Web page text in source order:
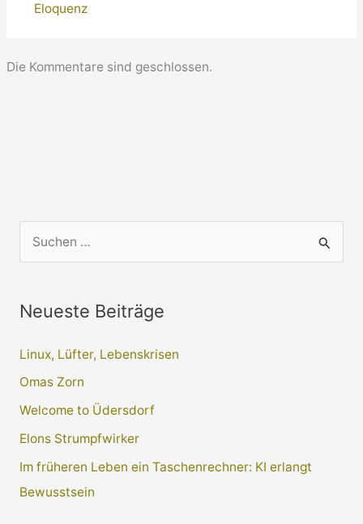
Eloquenz
Die Kommentare sind geschlossen.
u
h
n
n
a
c
h
:
Neueste Beiträge
Linux, Lüfter, Lebenskrisen
Omas Zorn
Welcome to Üdersdorf
Elons Strumpfwirker
Im früheren Leben ein Taschenrechner: KI erlangt
Bewusstsein